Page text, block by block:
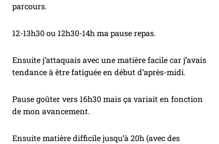
parcours.
12-13h30 ou 12h30-14h ma pause repas.
Ensuite j’attaquais avec une matière facile car j’avais
tendance à être fatiguée en début d’après-midi.
Pause goûter vers 16h30 mais ça variait en fonction
de mon avancement.
Ensuite matière difficile jusqu’à 20h (avec des